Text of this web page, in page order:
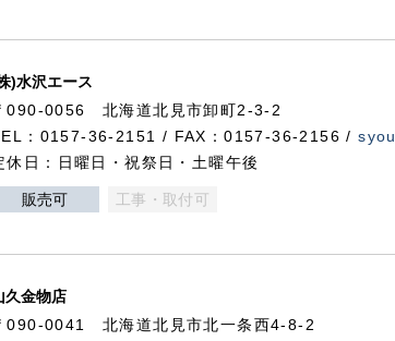
)水沢エース
090-0056 北海道北見市卸町2-3-2
：0157-36-2151 / FAX：0157-36-2156 /
休日：日曜日・祝祭日・土曜午後
販売可 工事・取付可
久金物店
090-0041 北海道北見市北一条西4-8-2